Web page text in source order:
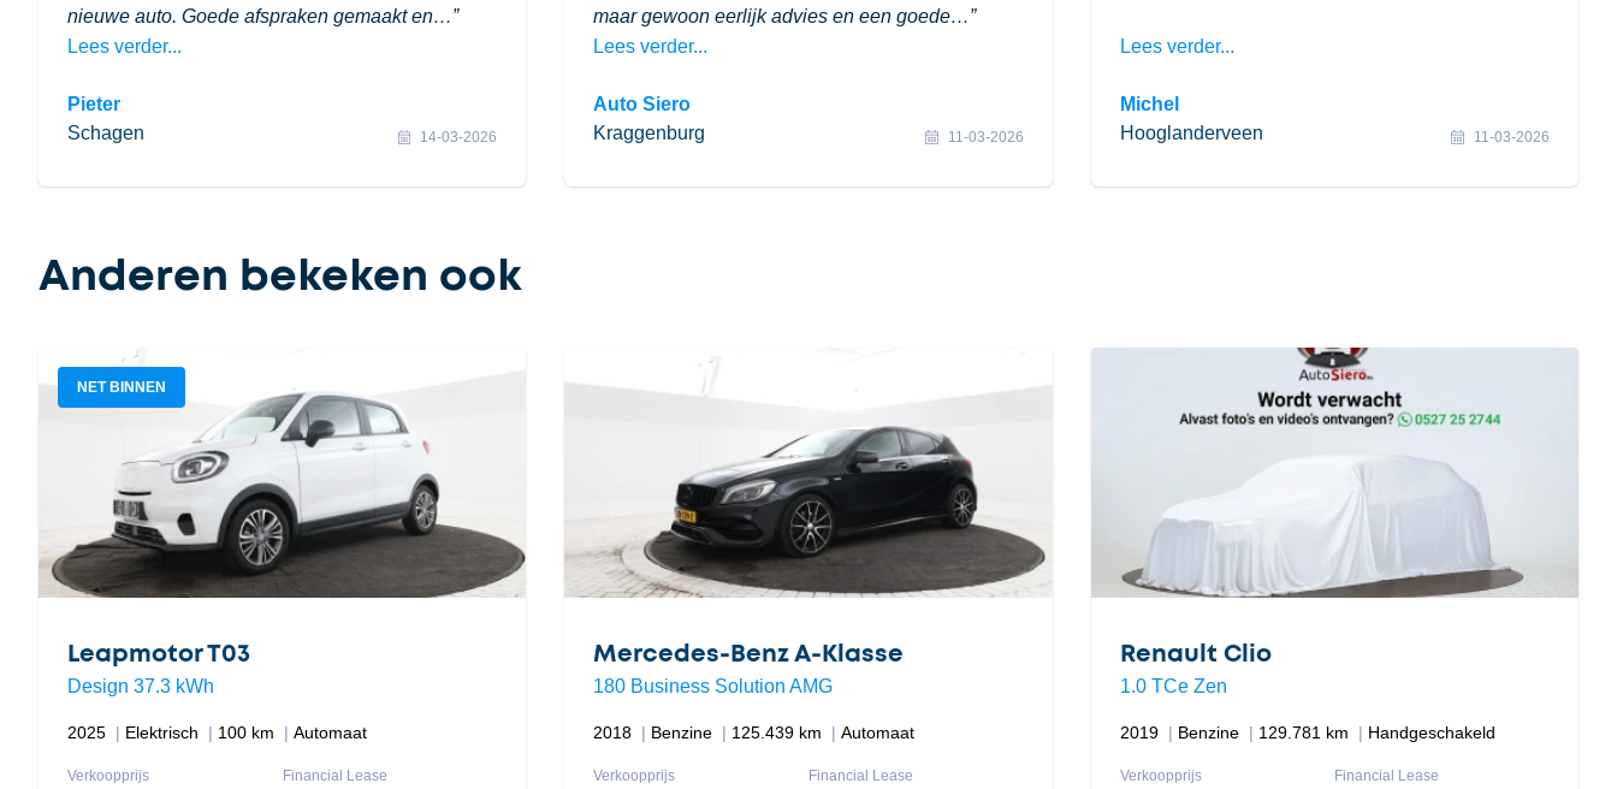
nieuwe auto. Goede afspraken gemaakt en…
Lees verder...
Pieter
Schagen
14-03-2026
maar gewoon eerlijk advies en een goede…
Lees verder...
Auto Siero
Kraggenburg
11-03-2026
Lees verder...
Michel
Hooglanderveen
11-03-2026
Anderen bekeken ook
NET BINNEN
Leapmotor T03
Design 37.3 kWh
2025 Elektrisch 100 km Automaat
Verkoopprijs Financial Lease
Mercedes-Benz A-Klasse
180 Business Solution AMG
2018 Benzine 125.439 km Automaat
Verkoopprijs Financial Lease
Renault Clio
1.0 TCe Zen
2019 Benzine 129.781 km Handgeschakeld
Verkoopprijs Financial Lease